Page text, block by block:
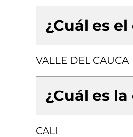
¿Cuál es
VALLE DEL CAUCA
¿Cuál es
CALI